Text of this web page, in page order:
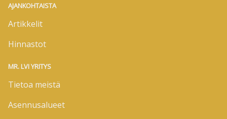
AJANKOHTAISTA
Artikkelit
Hinnastot
MR. LVI YRITYS
Tietoa meistä
Asennusalueet